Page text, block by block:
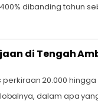
dibanding tahun
di Tengah
20.000 hingga
dalam apa